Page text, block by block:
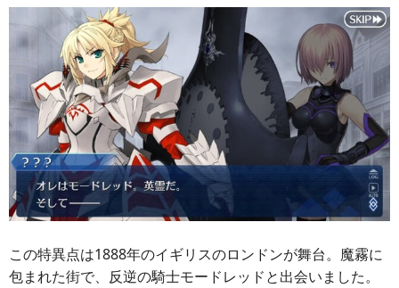
この特異点は1888年のイギリスのロンドンが舞台。魔霧に
包まれた街で、反逆の騎士モードレッドと出会いました。